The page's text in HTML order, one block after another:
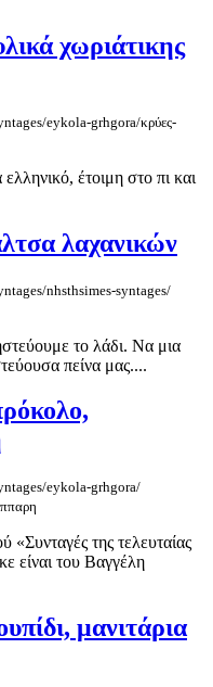
χωριάτικης
eykola-grhgora/κρύες-
έτοιμη στο πι και
λαχανικών
nhsthsimes-syntages/
το λάδι. Να μια
πείνα μας....
eykola-grhgora/
«Συνταγές της τελευταίας
είναι του Βαγγέλη
μανιτάρια